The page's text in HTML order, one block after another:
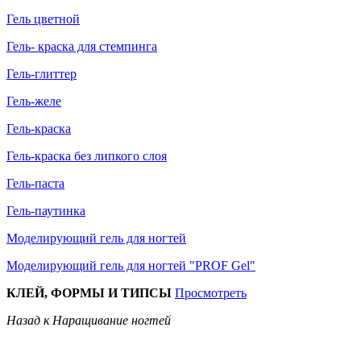
Гель цветной
Гель- краска для стемпинга
Гель-глиттер
Гель-желе
Гель-краска
Гель-краска без липкого слоя
Гель-паста
Гель-паутинка
Моделирующий гель для ногтей
Моделирующий гель для ногтей "PROF Gel"
КЛЕЙ, ФОРМЫ И ТИПСЫ Просмотреть
Назад к Наращивание ногтей